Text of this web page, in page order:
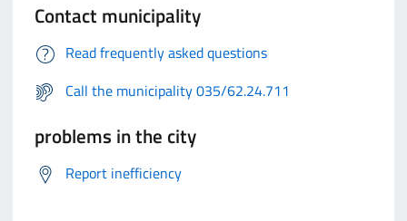
Contact municipality
Read frequently asked questions
Call the municipality 035/62.24.711
problems in the city
Report inefficiency